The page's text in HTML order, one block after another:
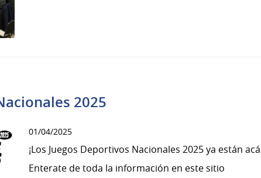
2025
01/04/2025
¡Los Juegos Deportivos Nacionales 2025 ya están
Enterate de toda la información en este sitio